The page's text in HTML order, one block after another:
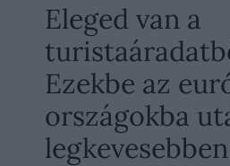
Eleged van a
Ezekbe az
országokba
legkevesebben